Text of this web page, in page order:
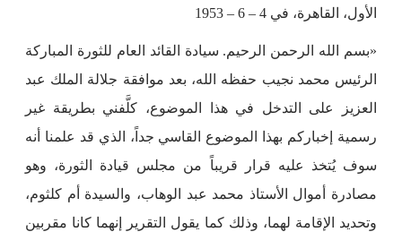
الأول، القاهرة، في 4 – 6 – 1953
«بسم الله الرحمن الرحيم. سيادة القائد العام للثورة المباركة
الرئيس محمد نجيب حفظه الله، بعد موافقة جلالة الملك عبد
العزيز على التدخل في هذا الموضوع، كلَّفني بطريقة غير
رسمية إخباركم بهذا الموضوع القاسي جداً، الذي قد علمنا أنه
سوف يُتخذ عليه قرار قريباً من مجلس قيادة الثورة، وهو
مصادرة أموال الأستاذ محمد عبد الوهاب، والسيدة أم كلثوم،
وتحديد الإقامة لهما، وذلك كما يقول التقرير إنهما كانا مقربين